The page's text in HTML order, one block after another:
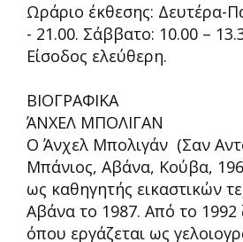
Ωράριο έκθεσης: Δευτέρα-
- 21.00. Σάββατο: 10.00 –
Είσοδος ελεύθερη.
ΒΙΟΓΡΑΦΙΚΑ
ΆΝΧΕΛ ΜΠΟΛΙΓΑΝ
Ο Άνχελ Μπολιγάν (Σαν
Μπάνιος, Αβάνα, Κούβα,
ως καθηγητής εικαστικών
Αβάνα το 1987. Από το 1992
όπου εργάζεται ως